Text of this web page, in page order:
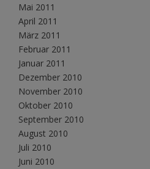
Mai 2011
April 2011
März 2011
Februar 2011
Januar 2011
Dezember 2010
November 2010
Oktober 2010
September 2010
August 2010
Juli 2010
Juni 2010